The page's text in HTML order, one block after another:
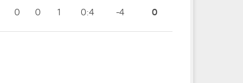
0 0 1 0:4 -4 0